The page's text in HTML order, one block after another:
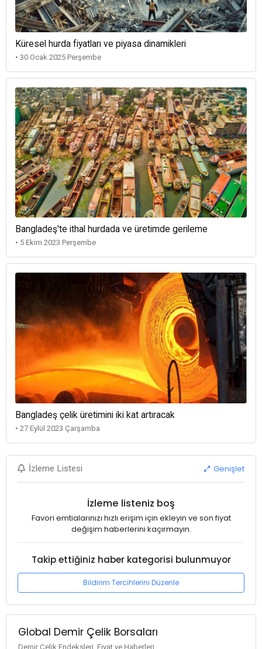
Küresel hurda fiyatları ve piyasa dinamikleri
• 30 Ocak 2025 Perşembe
Bangladeş'te ithal hurdada ve üretimde gerileme
• 5 Ekim 2023 Perşembe
Bangladeş çelik üretimini iki kat artıracak
• 27 Eylül 2023 Çarşamba
İzleme Listesi Genişlet
İzleme listeniz boş
Favori emtialarınızı hızlı erişim için ekleyin ve son fiyat
değişim haberlerini kaçırmayın.
Takip ettiğiniz haber kategorisi bulunmuyor
Bildirim Tercihlerini Düzenle
Global Demir Çelik Borsaları
Demir Çelik Endeksleri, Fiyat ve Haberleri